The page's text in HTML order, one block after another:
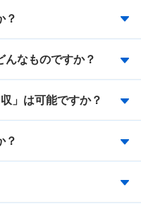
？
なものですか？
」は可能ですか？
？